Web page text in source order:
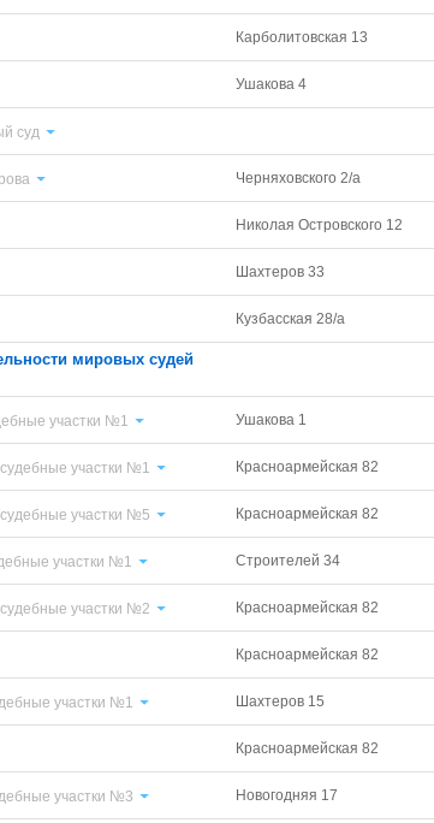
Карболитовская 13
Ушакова 4
суд
Черняховского 2/а
Николая Островского 12
Шахтеров 33
Кузбасская 28/а
мировых судей
участки №1 Ушакова 1
участки №1 Красноармейская 82
участки №5 Красноармейская 82
участки №1 Строителей 34
участки №2 Красноармейская 82
Красноармейская 82
участки №1 Шахтеров 15
Красноармейская 82
участки №3 Новогодняя 17